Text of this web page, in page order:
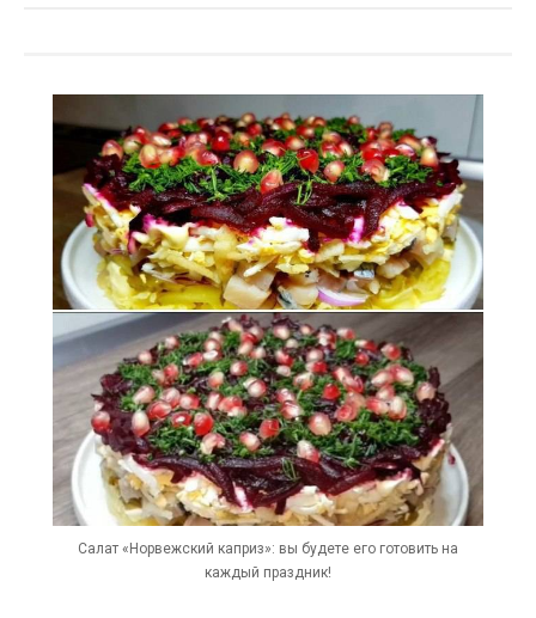
Салат «Норвежский каприз»: вы будете его готовить на
каждый праздник!